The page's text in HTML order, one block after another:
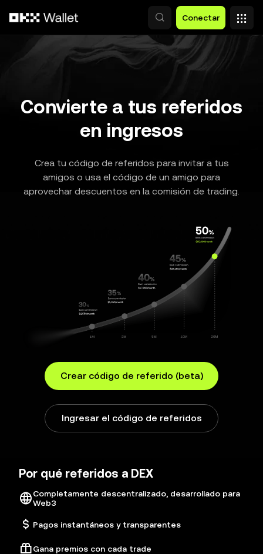
Conectar
Convierte a tus referidos
en ingresos
Crea tu código de referidos para invitar a tus
amigos o usa el código de un amigo para
aprovechar descuentos en la comisión de trading.
Crear código de referido (beta)
Ingresar el código de referidos
Por qué referidos a DEX
Completamente descentralizado, desarrollado para
Web3
Pagos instantáneos y transparentes
Gana premios con cada trade